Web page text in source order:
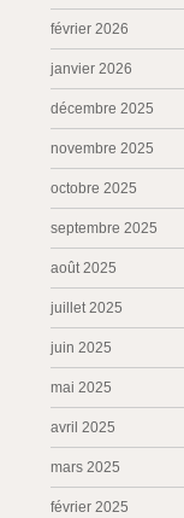
février 2026
janvier 2026
décembre 2025
novembre 2025
octobre 2025
septembre 2025
août 2025
juillet 2025
juin 2025
mai 2025
avril 2025
mars 2025
février 2025